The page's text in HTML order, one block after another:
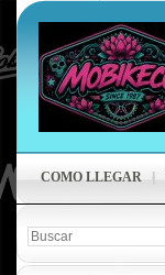
COMO LLEGAR